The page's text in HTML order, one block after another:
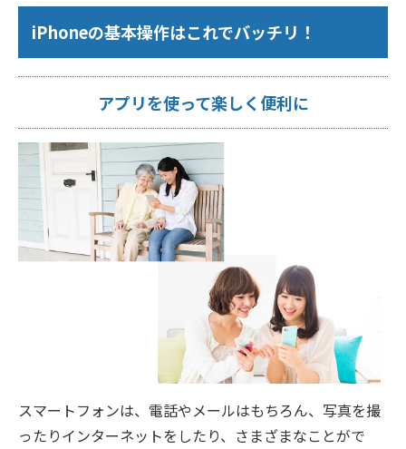
iPhoneの基本操作はこれでバッチリ！
アプリを使って楽しく便利に
スマートフォンは、電話やメールはもちろん、写真を撮
ったりインターネットをしたり、さまざまなことがで